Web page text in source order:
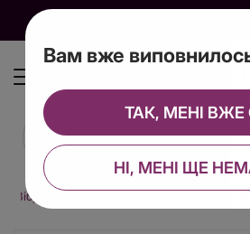
Вібромасажери Вібромасажер LELO
Вам вже
НІ, МЕНІ ЩЕ
ТАК, МЕНІ ВЖЕ